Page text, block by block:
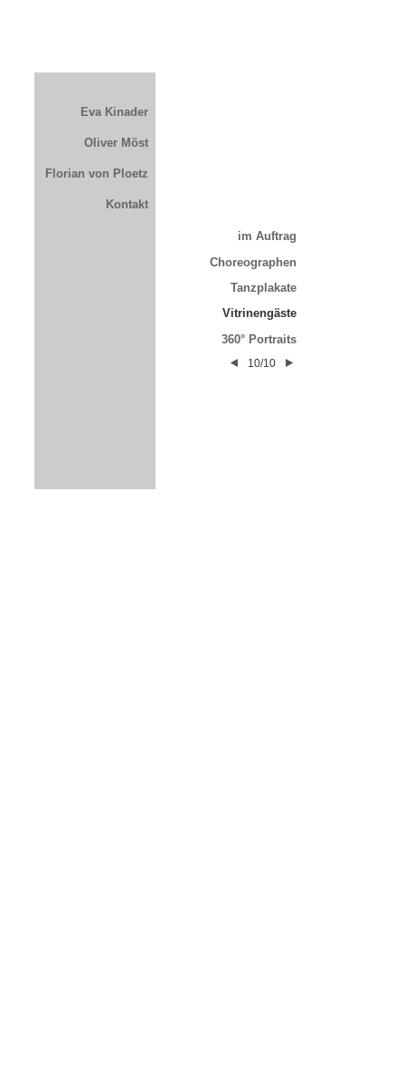
Eva Kinader
Oliver Möst
Florian von Ploetz
Kontakt
im Auftrag
Choreographen
Tanzplakate
Vitrinengäste
360° Portraits
10/10